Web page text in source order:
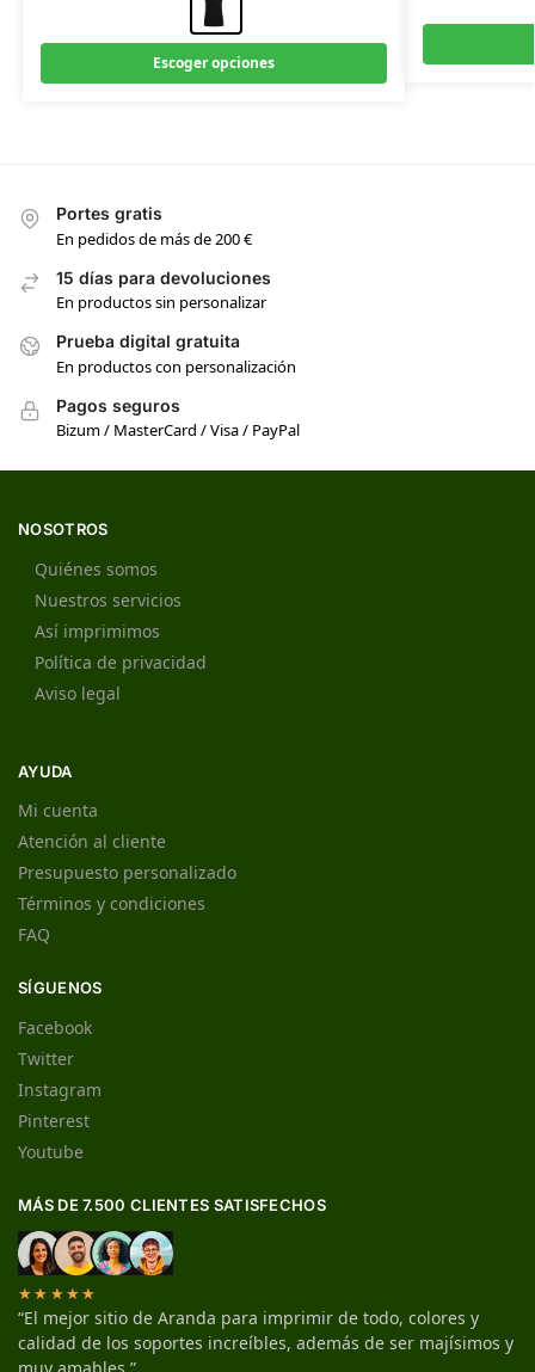
Escoger opciones
Portes gratis
En pedidos de más de 200 €
15 días para devoluciones
En productos sin personalizar
Prueba digital gratuita
En productos con personalización
Pagos seguros
Bizum / MasterCard / Visa / PayPal
NOSOTROS
Quiénes somos
Nuestros servicios
Así imprimimos
Política de privacidad
Aviso legal
AYUDA
Mi cuenta
Atención al cliente
Presupuesto personalizado
Términos y condiciones
FAQ
SÍGUENOS
Facebook
Twitter
Instagram
Pinterest
Youtube
MÁS DE 7.500 CLIENTES SATISFECHOS
★★★★★
“El mejor sitio de Aranda para imprimir de todo, colores y
calidad de los soportes increíbles, además de ser majísimos y